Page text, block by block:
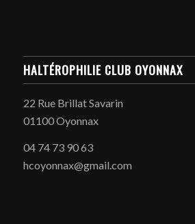
HALTÉROPHILIE CLUB OYONNAX
22 Rue Brillat Savarin
01100 Oyonnax
04 74 73 90 63
hcoyonnax@gmail.com